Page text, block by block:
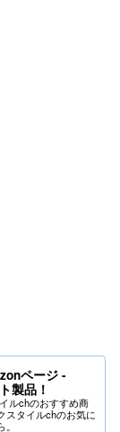
ページ -
製品！
ルchのおすすめ商
スタイルchのお気に